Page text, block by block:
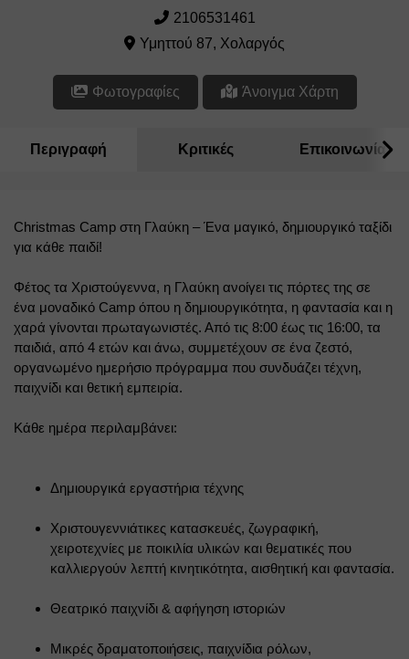
2106531461
Υμηττού 87, Χολαργός
Φωτογραφίες Άνοιγμα Χάρτη
Περιγραφή Κριτικές Επικοινωνία
Christmas Camp στη Γλαύκη – Ένα μαγικό, δημιουργικό ταξίδι
για κάθε παιδί!
Φέτος τα Χριστούγεννα, η Γλαύκη ανοίγει τις πόρτες της σε
ένα μοναδικό Camp όπου η δημιουργικότητα, η φαντασία και η
χαρά γίνονται πρωταγωνιστές. Από τις 8:00 έως τις 16:00, τα
παιδιά, από 4 ετών και άνω, συμμετέχουν σε ένα ζεστό,
οργανωμένο ημερήσιο πρόγραμμα που συνδυάζει τέχνη,
παιχνίδι και θετική εμπειρία.
Κάθε ημέρα περιλαμβάνει:
Δημιουργικά εργαστήρια τέχνης
Χριστουγεννιάτικες κατασκευές, ζωγραφική,
χειροτεχνίες με ποικιλία υλικών και θεματικές που
καλλιεργούν λεπτή κινητικότητα, αισθητική και φαντασία.
Θεατρικό παιχνίδι & αφήγηση ιστοριών
Μικρές δραματοποιήσεις, παιχνίδια ρόλων,